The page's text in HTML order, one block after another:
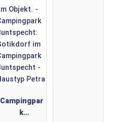
Campingpar
k